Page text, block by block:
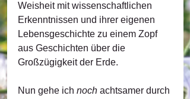
Weisheit mit wissenschaftlichen
Erkenntnissen und ihrer eigenen
Lebensgeschichte zu einem Zopf
aus Geschichten über die
Großzügigkeit der Erde.
Nun gehe ich noch achtsamer durch